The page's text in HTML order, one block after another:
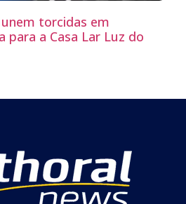
torcidas em
para a Casa Lar Luz do